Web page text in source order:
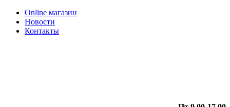
Online магазин
Новости
Контакты